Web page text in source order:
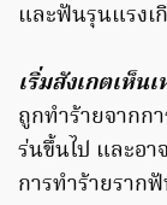
และฟันรุนแรงเ
เริ่มสังเกตเห็น
ถูกทำร้ายจากก
ร่นขึ้นไป และอ
การทำร้ายราก